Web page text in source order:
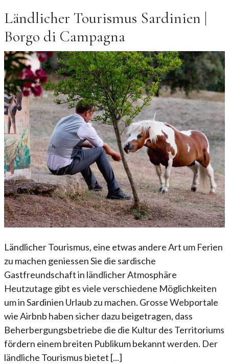
Ländlicher Tourismus Sardinien |
Borgo di Campagna
Ländlicher Tourismus, eine etwas andere Art um Ferien
zu machen geniessen Sie die sardische
Gastfreundschaft in ländlicher Atmosphäre
Heutzutage gibt es viele verschiedene Möglichkeiten
um in Sardinien Urlaub zu machen. Grosse Webportale
wie Airbnb haben sicher dazu beigetragen, dass
Beherbergungsbetriebe die die Kultur des Territoriums
fördern einem breiten Publikum bekannt werden. Der
ländliche Tourismus bietet [...]